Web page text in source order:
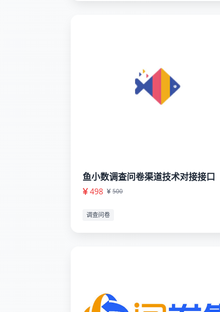
鱼小数调查问卷渠道技术对接接口
498 500
调查问卷